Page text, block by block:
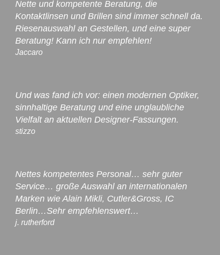
Nette und kompetente Beratung, die
Kontaktlinsen und Brillen sind immer schnell da.
Riesenauswahl an Gestellen, und eine super
Beratung! Kann ich nur empfehlen!
Jaccaro
Und was fand ich vor: einen modernen Optiker,
sinnhaltige Beratung und eine unglaubliche
Vielfalt an aktuellen Designer-Fassungen.
stizzo
Nettes kompetentes Personal… sehr guter
Service… große Auswahl an internationalen
Marken wie Alain Mikli, Cutler&Gross, IC
Berlin…Sehr empfehlenswert…
j. rutherford